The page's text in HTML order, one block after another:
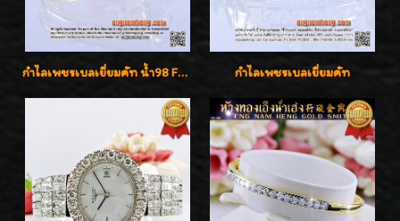
กำไลเพชรเบลเยี่ยมคัท น้ำ98 F-Color/VVS น้ำหนักเพชรรวม 3.00 กะรัต สวยไม่ซ้ำใครค่ะ กำไลเพชรเบลเยี่ยมคัท